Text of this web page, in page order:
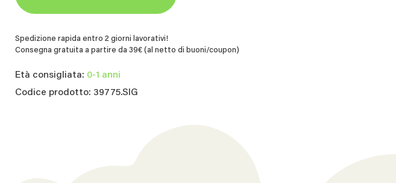
Spedizione rapida entro 2 giorni lavorativi!
Consegna gratuita a partire da 39€ (al netto di buoni/coupon)
Età consigliata: 0-1 anni
Codice prodotto: 39775.SIG